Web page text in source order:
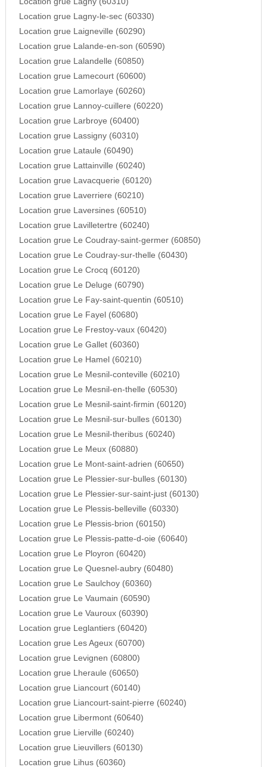
Location grue Lagny-le-sec (60330)
Location grue Laigneville (60290)
Location grue Lalande-en-son (60590)
Location grue Lalandelle (60850)
Location grue Lamecourt (60600)
Location grue Lamorlaye (60260)
Location grue Lannoy-cuillere (60220)
Location grue Larbroye (60400)
Location grue Lassigny (60310)
Location grue Lataule (60490)
Location grue Lattainville (60240)
Location grue Lavacquerie (60120)
Location grue Laverriere (60210)
Location grue Laversines (60510)
Location grue Lavilletertre (60240)
Location grue Le Coudray-saint-germer (60850)
Location grue Le Coudray-sur-thelle (60430)
Location grue Le Crocq (60120)
Location grue Le Deluge (60790)
Location grue Le Fay-saint-quentin (60510)
Location grue Le Fayel (60680)
Location grue Le Frestoy-vaux (60420)
Location grue Le Gallet (60360)
Location grue Le Hamel (60210)
Location grue Le Mesnil-conteville (60210)
Location grue Le Mesnil-en-thelle (60530)
Location grue Le Mesnil-saint-firmin (60120)
Location grue Le Mesnil-sur-bulles (60130)
Location grue Le Mesnil-theribus (60240)
Location grue Le Meux (60880)
Location grue Le Mont-saint-adrien (60650)
Location grue Le Plessier-sur-bulles (60130)
Location grue Le Plessier-sur-saint-just (60130)
Location grue Le Plessis-belleville (60330)
Location grue Le Plessis-brion (60150)
Location grue Le Plessis-patte-d-oie (60640)
Location grue Le Ployron (60420)
Location grue Le Quesnel-aubry (60480)
Location grue Le Saulchoy (60360)
Location grue Le Vaumain (60590)
Location grue Le Vauroux (60390)
Location grue Leglantiers (60420)
Location grue Les Ageux (60700)
Location grue Levignen (60800)
Location grue Lheraule (60650)
Location grue Liancourt (60140)
Location grue Liancourt-saint-pierre (60240)
Location grue Libermont (60640)
Location grue Lierville (60240)
Location grue Lieuvillers (60130)
Location grue Lihus (60360)